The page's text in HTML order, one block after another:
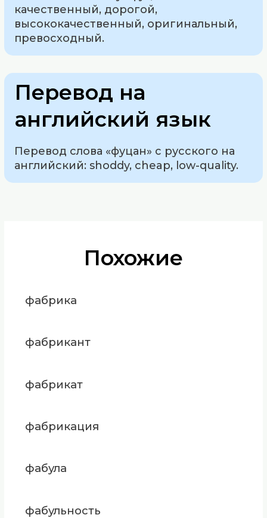
качественный, дорогой,
высококачественный, оригинальный,
превосходный.
Перевод на
английский язык
Перевод слова «фуцан» с русского на
английский: shoddy, cheap, low-quality.
Похожие
фабрика
фабрикант
фабрикат
фабрикация
фабула
фабульность